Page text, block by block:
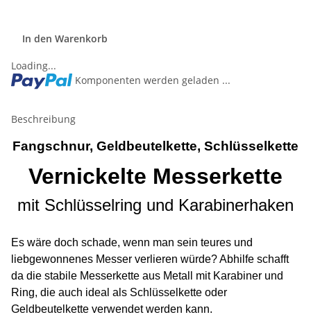
In den Warenkorb
Loading...
Komponenten werden geladen ...
Beschreibung
Fangschnur, Geldbeutelkette, Schlüsselkette
Vernickelte Messerkette
mit Schlüsselring und Karabinerhaken
Es wäre doch schade, wenn man sein teures und
liebgewonnenes Messer verlieren würde? Abhilfe schafft
da die stabile Messerkette aus Metall mit Karabiner und
Ring, die auch ideal als Schlüsselkette oder
Geldbeutelkette verwendet werden kann.